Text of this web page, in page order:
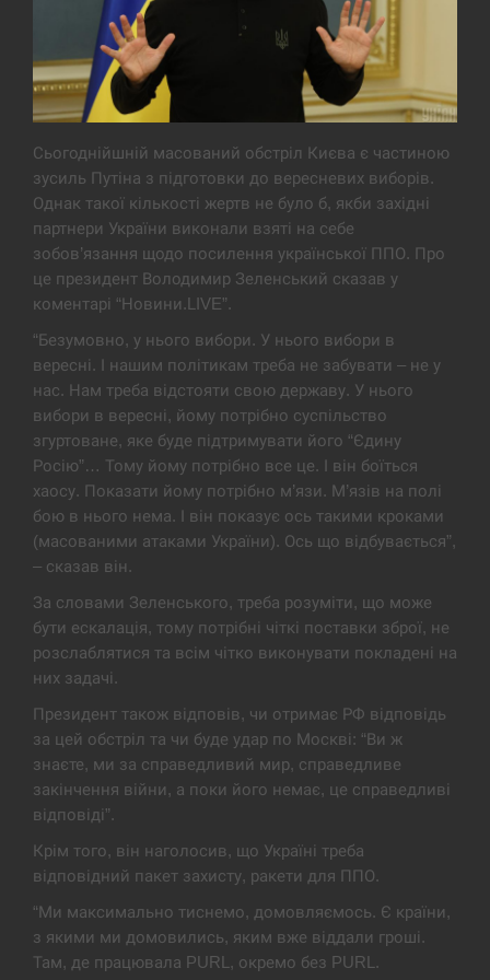
Экс-послу в США Стефанишиной вручили новое
подозрение и избирают меру…
СЕРПЕНЬ
14:40
У Росії розгортається ракетний підрозділ КНДР –
Reuters
СЕРПЕНЬ
14:23
Поставки ракет для ПВО сократились втрое,
хотя у партнеров они…
СЕРПЕНЬ
14:10
У Румунії затоплять чотири баржі для
збільшення потоку води до…
СЕРПЕНЬ
13:53
В Москве пожаловались на “кратный рост” атак
дронов Украины
СЕРПЕНЬ
13:40
Біля українського літака в аеропорту Лейпцига
виявили дрон, ймовірно, з…
СЕРПЕНЬ
“Они должны быть уничтожены”: в МИДе
ответили, как отреагируют на…
СЕРПЕНЬ
13:10
Тайвань проводить найбільші військові
навчання на тлі загрози вторгнення з…
СЕРПЕНЬ
Сьогоднійшній масований обстріл Києва є частиною
зусиль Путіна з підготовки до вересневих виборів.
Однак такої кількості жертв не було б, якби західні
партнери України виконали взяті на себе
зобов’язання щодо посилення української ППО. Про
це президент Володимир Зеленський сказав у
коментарі “Новини.LIVE”.
“Безумовно, у нього вибори. У нього вибори в
вересні. І нашим політикам треба не забувати – не у
нас. Нам треба відстояти свою державу. У нього
вибори в вересні, йому потрібно суспільство
згуртоване, яке буде підтримувати його “Єдину
Росію”… Тому йому потрібно все це. І він боїться
хаосу. Показати йому потрібно м’язи. М’язів на полі
бою в нього нема. І він показує ось такими кроками
(масованими атаками України). Ось що відбувається”,
– сказав він.
За словами Зеленського, треба розуміти, що може
бути ескалація, тому потрібні чіткі поставки зброї, не
розслаблятися та всім чітко виконувати покладені на
них задачі.
Президент також відповів, чи отримає РФ відповідь
за цей обстріл та чи буде удар по Москві: “Ви ж
знаєте, ми за справедливий мир, справедливе
закінчення війни, а поки його немає, це справедливі
відповіді”.
Крім того, він наголосив, що Україні треба
відповідний пакет захисту, ракети для ППО.
“Ми максимально тиснемо, домовляємось. Є країни,
з якими ми домовились, яким вже віддали гроші.
Там, де працювала PURL, окремо без PURL.